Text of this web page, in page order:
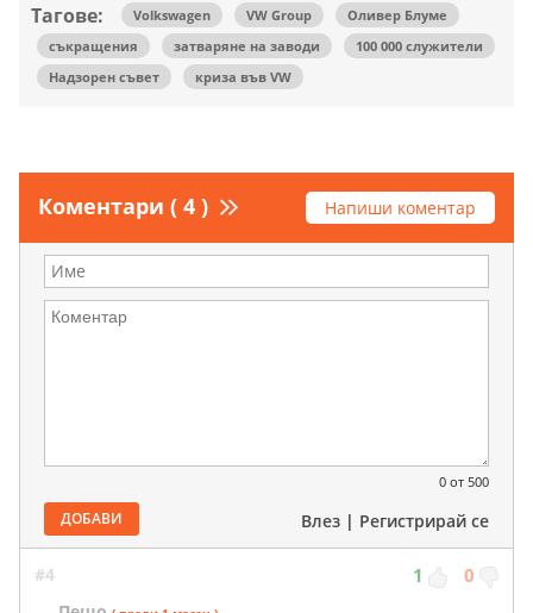
Тагове: Volkswagen VW Group
Оливер Блуме
съкращения
затваряне на заводи
100 000 служители
Надзорен съвет
криза във VW
Коментари ( 4 ) Напиши коментар
0 от 500
ДОБАВИ Влез | Регистрирай се
#4 1 0